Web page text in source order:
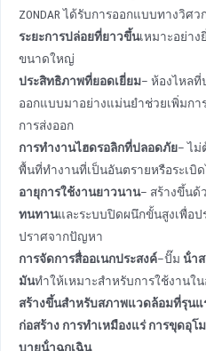
ZONDAR ได้รับการออกแบบทางวิศ
ระยะการปล่อยที่ยาวขึ้นเหมาะอย่าง
ขนาดใหญ่
ประสิทธิภาพที่ยอดเยี่ยม– ห้องไหล
ออกแบบมาอย่างแม่นยําช่วยเพิ่มกา
การส่งออก
การทํางานไฮดรอลิกที่ปลอดภัย– ไม่
พื้นที่ทํางานที่เป็นอันตรายหรือระเบิ
อายุการใช้งานยาวนาน– สร้างขึ้นด้
ทนทานและระบบปิดผนึกขั้นสูงเพื่อป
ปราศจากปัญหา
การจัดการสื่ออเนกประสงค์–ปั๊ม น้ํา
มันทําให้เหมาะสําหรับการใช้งานใ
สร้างขึ้นสําหรับสภาพแวดล้อมที่รุนแ
ก่อสร้าง การทําเหมืองแร่ การขุดอุ
บายน้ําฉุกเฉิน.